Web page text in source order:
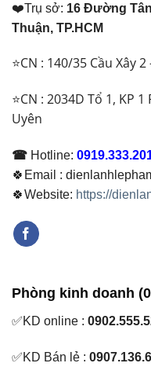
❤️Trụ sở: 16 Đường
Thuận, TP.HCM
⭐CN : 140/35 Cầu Xây
⭐CN : 2034D Tổ 1, KP
Uyên
☎ Hotline:
🍀Email :
🍀Website: https://
Phòng kinh doanh
✅KD online :
✅KD Bán lẻ :